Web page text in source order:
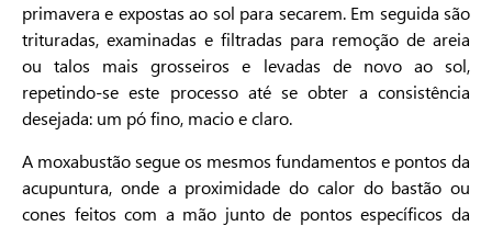
primavera e expostas ao sol para secarem. Em seguida são
trituradas, examinadas e filtradas para remoção de areia
ou talos mais grosseiros e levadas de novo ao sol,
repetindo-se este processo até se obter a consistência
desejada: um pó fino, macio e claro.
A moxabustão segue os mesmos fundamentos e pontos da
acupuntura, onde a proximidade do calor do bastão ou
cones feitos com a mão junto de pontos específicos da